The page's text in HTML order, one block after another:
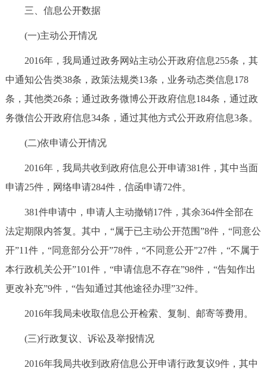
三、信息公开数据
(一)主动公开情况
2016年，我局通过政务网站主动公开政府信息255条，其
中通知公告类38条，政策法规类13条，业务动态类信息178
条，其他类26条；通过政务微博公开政府信息184条，通过政
务微信公开政府信息34条，通过其他方式公开政府信息3条。
(二)依申请公开情况
2016年，我局共收到政府信息公开申请381件，其中当面
申请25件，网络申请284件，信函申请72件。
381件申请中，申请人主动撤销17件，其余364件全部在
法定期限内答复。其中，“属于已主动公开范围”8件，“同意公
开”11件，“同意部分公开”78件，“不同意公开”27件，“不属于
本行政机关公开”101件，“申请信息不存在”98件，“告知作出
更改补充”9件，“告知通过其他途径办理”32件。
2016年我局未收取信息公开检索、复制、邮寄等费用。
(三)行政复议、诉讼及举报情况
2016年我局共收到政府信息公开申请行政复议9件，其中